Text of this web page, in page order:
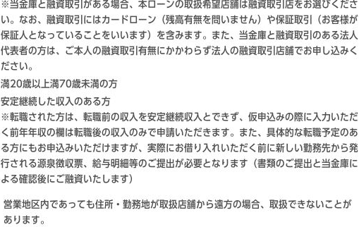
※当金庫と融資取引がある場合、本ローンの取扱希望店舗は融資取引店をお選びくださ
い。なお、融資取引にはカードローン（残高有無を問いません）や保証取引（お客様が
保証人となっていることをいいます）を含みます。また、当金庫と融資取引のある法人
代表者の方は、ご本人の融資取引有無にかかわらず法人の融資取引店舗でお申し込みく
ださい。
満20歳以上満70歳未満の方
安定継続した収入のある方
※転職された方は、転職前の収入を安定継続収入とできず、仮申込みの際に入力いただ
く前年年収の欄は転職後の収入のみで申請いただきます。また、具体的な転職予定のあ
る方にもお申込みいただけますが、実際にお借り入れいただく前に新しい勤務先から発
行される源泉徴収票、給与明細等のご提出が必要となります（書類のご提出と当金庫に
よる確認後にご融資いたします）
営業地区内であっても住所・勤務地が取扱店舗から遠方の場合、取扱できないことが
あります。